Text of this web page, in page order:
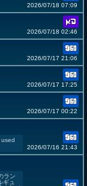
2026/07/18 07:09
2026/07/18 02:46
2026/07/17 21:06
2026/07/17 17:25
2026/07/17 00:22
2026/07/16 21:43
ラン
ギュ